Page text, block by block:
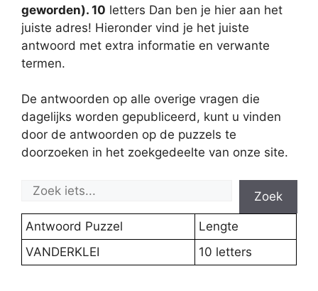
geworden). 10 letters Dan ben je hier aan het
juiste adres! Hieronder vind je het juiste
antwoord met extra informatie en verwante
termen.
De antwoorden op alle overige vragen die
dagelijks worden gepubliceerd, kunt u vinden
door de antwoorden op de puzzels te
doorzoeken in het zoekgedeelte van onze site.
Zoek
Antwoord Puzzel
Lengte
VANDERKLEI
10 letters